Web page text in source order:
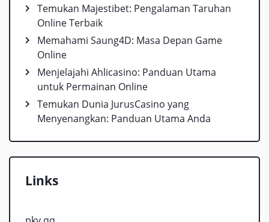
Temukan Majestibet: Pengalaman Taruhan
Online Terbaik
Memahami Saung4D: Masa Depan Game
Online
Menjelajahi Ahlicasino: Panduan Utama
untuk Permainan Online
Temukan Dunia JurusCasino yang
Menyenangkan: Panduan Utama Anda
Links